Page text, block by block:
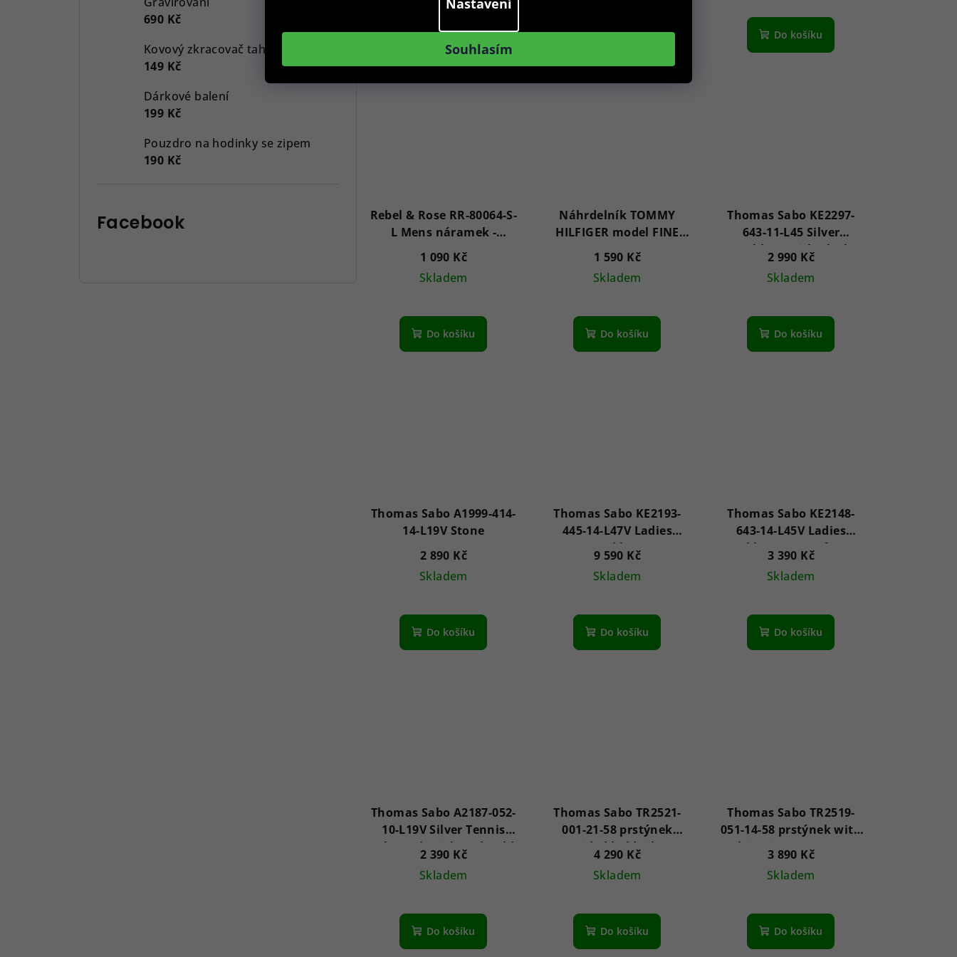
Nastavení
Souhlasím
690 Kč
Kovový zkracovač tahů, černý
149 Kč
Dárkové balení
199 Kč
Pouzdro na hodinky se zipem
190 Kč
Facebook
Do košíku Do košíku Do košíku
Rebel & Rose RR-80064-S-
L Mens náramek -
Summer Breeze
1 090 Kč
Skladem
Do košíku
Náhrdelník TOMMY
HILFIGER model FINE
CORE 2700989
1 590 Kč
Skladem
Do košíku
Thomas Sabo KE2297-
643-11-L45 Silver
Necklace With Black
Heart Pendant Heart
Romance
2 990 Kč
Skladem
Do košíku
Thomas Sabo A1999-414-
14-L19V Stone
2 890 Kč
Skladem
Do košíku
Thomas Sabo KE2193-
445-14-L47V Ladies
necklace
9 590 Kč
Skladem
Do košíku
Thomas Sabo KE2148-
643-14-L45V Ladies
Necklace - Tree of Love
3 390 Kč
Skladem
Do košíku
Thomas Sabo A2187-052-
10-L19V Silver Tennis
náramek With Red Gold
Bear 16-19 cm
2 390 Kč
Skladem
Do košíku
Thomas Sabo TR2521-
001-21-58 prstýnek
Braided bold Silver
4 290 Kč
Skladem
Do košíku
Thomas Sabo TR2519-
051-14-58 prstýnek with
white zirconia stones
Silver
3 890 Kč
Skladem
Do košíku